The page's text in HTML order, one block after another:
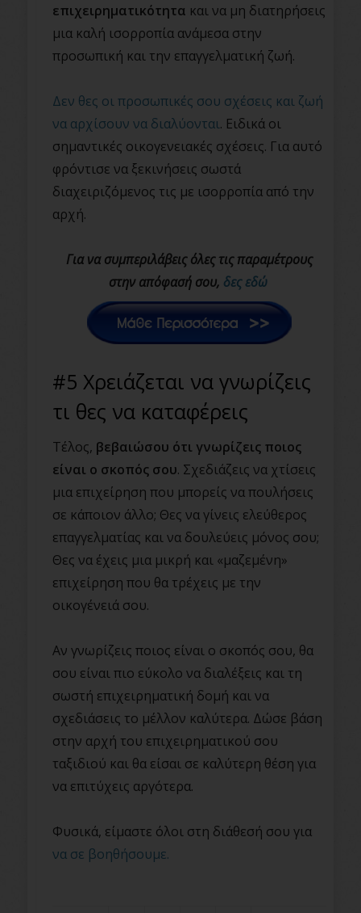
επιχειρηματικότητα και να μη διατηρήσεις
μια καλή ισορροπία ανάμεσα στην
προσωπική και την επαγγελματική ζωή.
Δεν θες οι προσωπικές σου σχέσεις και ζωή
να αρχίσουν να διαλύονται. Ειδικά οι
σημαντικές οικογενειακές σχέσεις. Για αυτό
φρόντισε να ξεκινήσεις σωστά
διαχειριζόμενος τις με ισορροπία από την
αρχή.
Για να συμπεριλάβεις όλες τις παραμέτρους
στην απόφασή σου, δες εδώ
#5 Χρειάζεται να γνωρίζεις
τι θες να καταφέρεις
Τέλος, βεβαιώσου ότι γνωρίζεις ποιος
είναι ο σκοπός σου. Σχεδιάζεις να χτίσεις
μια επιχείρηση που μπορείς να πουλήσεις
σε κάποιον άλλο; Θες να γίνεις ελεύθερος
επαγγελματίας και να δουλεύεις μόνος σου;
Θες να έχεις μια μικρή και «μαζεμένη»
επιχείρηση που θα τρέχεις με την
οικογένειά σου.
Αν γνωρίζεις ποιος είναι ο σκοπός σου, θα
σου είναι πιο εύκολο να διαλέξεις και τη
σωστή επιχειρηματική δομή και να
σχεδιάσεις το μέλλον καλύτερα. Δώσε βάση
στην αρχή του επιχειρηματικού σου
ταξιδιού και θα είσαι σε καλύτερη θέση για
να επιτύχεις αργότερα.
Φυσικά, είμαστε όλοι στη διάθεσή σου για
να σε βοηθήσουμε.